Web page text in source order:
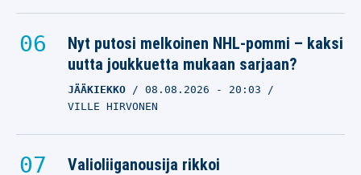
Nyt putosi melkoinen NHL-pommi – kaksi
uutta joukkuetta mukaan sarjaan?
JÄÄKIEKKO 08.08.2026 - 20:03
VILLE HIRVONEN
Valioliiganousija rikkoi